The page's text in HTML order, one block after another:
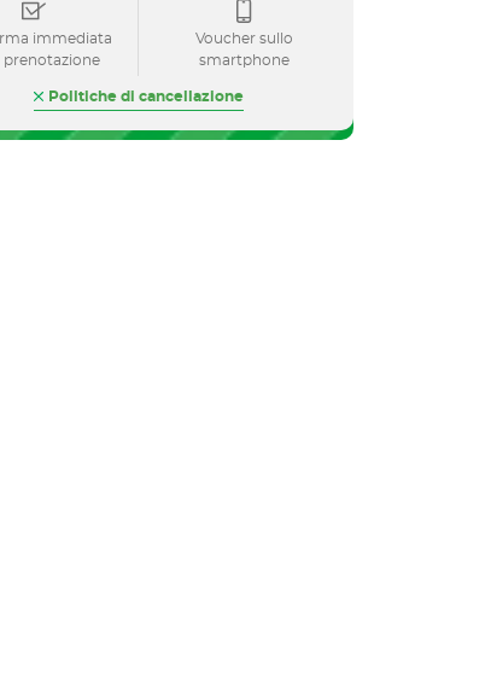
immediata
prenotazione
Voucher sullo
smartphone
Politiche di cancellazione